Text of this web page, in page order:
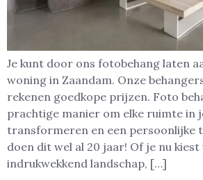
Je kunt door ons fotobehang laten
woning in Zaandam. Onze
rekenen goedkope prijzen. Foto
prachtige manier om elke ruimte in
transformeren en een persoonlijke
doen dit wel al 20 jaar! Of je nu
indrukwekkend landschap, […]